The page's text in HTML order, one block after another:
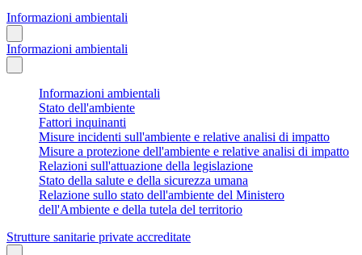
Informazioni ambientali
Informazioni ambientali
Informazioni ambientali
Stato dell'ambiente
Fattori inquinanti
Misure incidenti sull'ambiente e relative analisi di impatto
Misure a protezione dell'ambiente e relative analisi di impatto
Relazioni sull'attuazione della legislazione
Stato della salute e della sicurezza umana
Relazione sullo stato dell'ambiente del Ministero
dell'Ambiente e della tutela del territorio
Strutture sanitarie private accreditate